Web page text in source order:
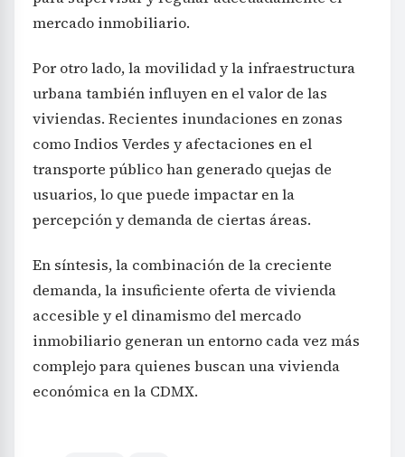
mercado inmobiliario.
Por otro lado, la movilidad y la infraestructura
urbana también influyen en el valor de las
viviendas. Recientes inundaciones en zonas
como Indios Verdes y afectaciones en el
transporte público han generado quejas de
usuarios, lo que puede impactar en la
percepción y demanda de ciertas áreas.
En síntesis, la combinación de la creciente
demanda, la insuficiente oferta de vivienda
accesible y el dinamismo del mercado
inmobiliario generan un entorno cada vez más
complejo para quienes buscan una vivienda
económica en la CDMX.